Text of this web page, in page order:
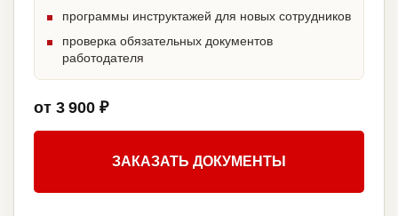
программы инструктажей для новых сотрудников
проверка обязательных документов
работодателя
от 3 900 ₽
ЗАКАЗАТЬ ДОКУМЕНТЫ